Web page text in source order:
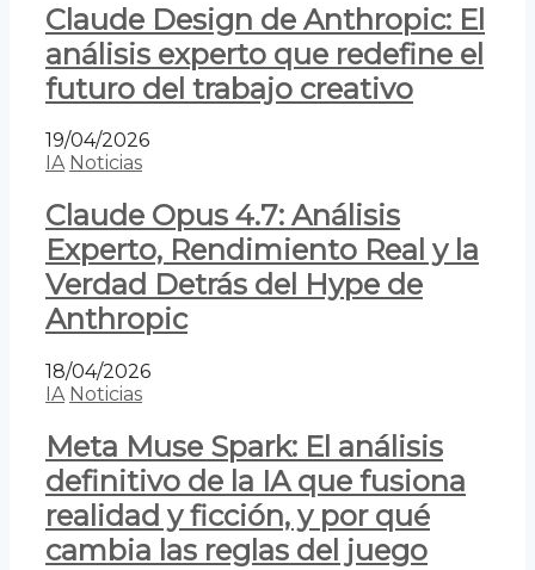
Claude Design de Anthropic: El
análisis experto que redefine el
futuro del trabajo creativo
19/04/2026
IA Noticias
Claude Opus 4.7: Análisis
Experto, Rendimiento Real y la
Verdad Detrás del Hype de
Anthropic
18/04/2026
IA Noticias
Meta Muse Spark: El análisis
definitivo de la IA que fusiona
realidad y ficción, y por qué
cambia las reglas del juego